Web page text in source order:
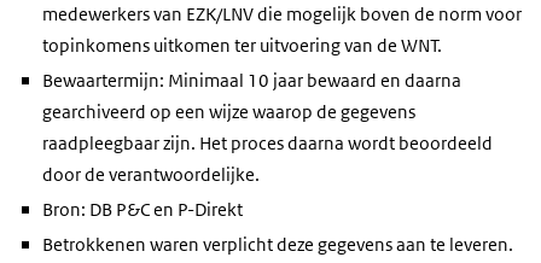
medewerkers van EZK/LNV die mogelijk boven de norm voor
topinkomens uitkomen ter uitvoering van de WNT.
Bewaartermijn: Minimaal 10 jaar bewaard en daarna
gearchiveerd op een wijze waarop de gegevens
raadpleegbaar zijn. Het proces daarna wordt beoordeeld
door de verantwoordelijke.
Bron: DB P&C en P-Direkt
Betrokkenen waren verplicht deze gegevens aan te leveren.